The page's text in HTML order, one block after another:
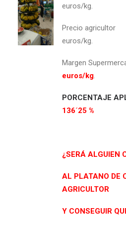
euros/kg.
Precio
euros/kg.
Margen
euros/kg.
PORCENTAJE
136´25 %
¿SERÁ ALGUIEN
AL PLATANO DE
AGRICULTOR
Y CONSEGUIR